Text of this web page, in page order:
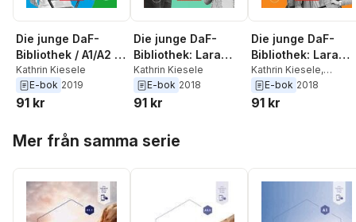
Die junge DaF-
Bibliothek / A1/A2 -
Ben in Berlin
Kathrin Kiesele
E-bok 2019
91 kr
Die junge DaF-
Bibliothek: Lara
und Robby, A1/A2
Kathrin Kiesele
E-bok 2018
91 kr
Die junge DaF-
Bibliothek: Lara
und Robby in
Leipzig,A2
Kathrin Kiesele,
Gabriele Banas
E-bok 2018
91 kr
Mer från samma serie